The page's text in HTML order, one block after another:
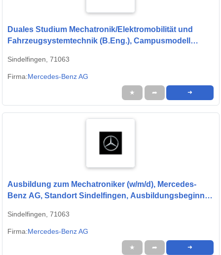
Duales Studium Mechatronik/Elektromobilität und
Fahrzeugsystemtechnik (B.Eng.), Campusmodell
Sindelfingen, 71063
Firma:Mercedes-Benz AG
★ ➦ ➜
Ausbildung zum Mechatroniker (w/m/d), Mercedes-
Benz AG, Standort Sindelfingen, Ausbildungsbeginn
Sindelfingen, 71063
Firma:Mercedes-Benz AG
★ ➦ ➜